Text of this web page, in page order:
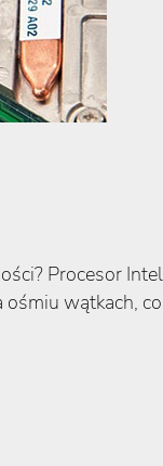
Procesor
wątkach,